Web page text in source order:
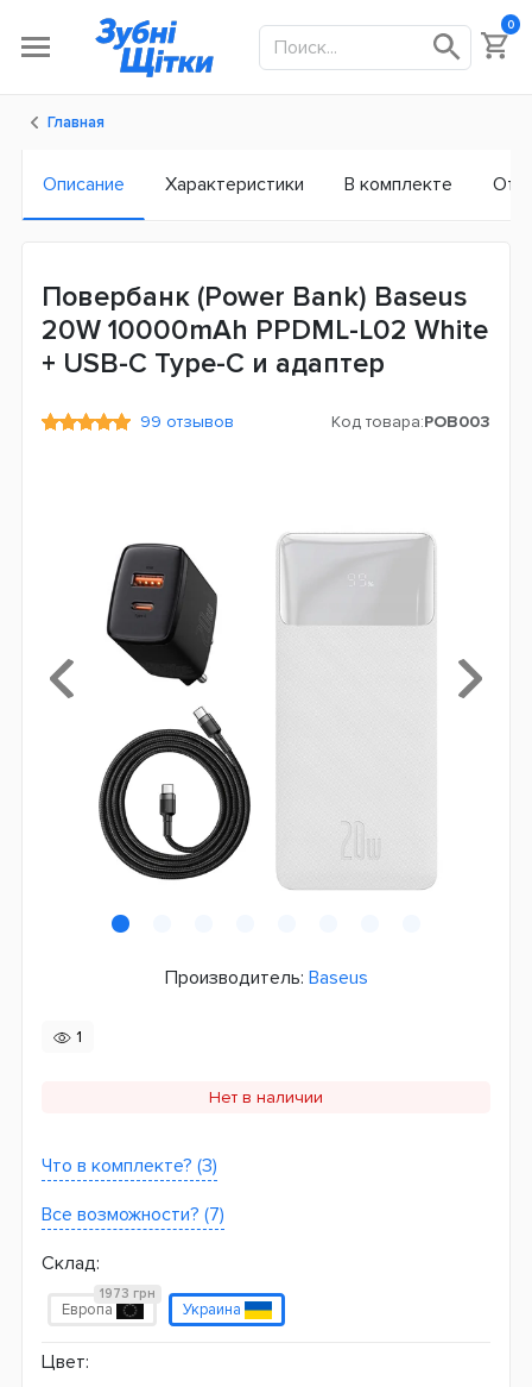
0
Главная
Описание Характеристики В комплекте
Повербанк (Power Bank) Baseus
20W 10000mAh PPDML-L02 White
+ USB-C Type-C и адаптер
99 отзывов Код товара:POB003
Производитель: Baseus
1
Нет в наличии
Что в комплекте? (3)
Все возможности? (7)
Склад:
Европа
1973 грн
Украина
Цвет: